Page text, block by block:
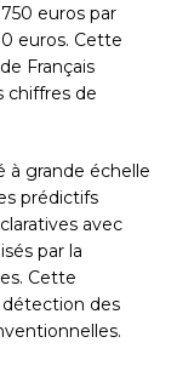
euros par
euros. Cette
Français
chiffres de
à grande échelle
prédictifs
avec
par la
Cette
des